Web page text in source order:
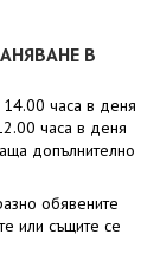
В
часа в деня
часа в деня
допълнително
обявените
или същите се